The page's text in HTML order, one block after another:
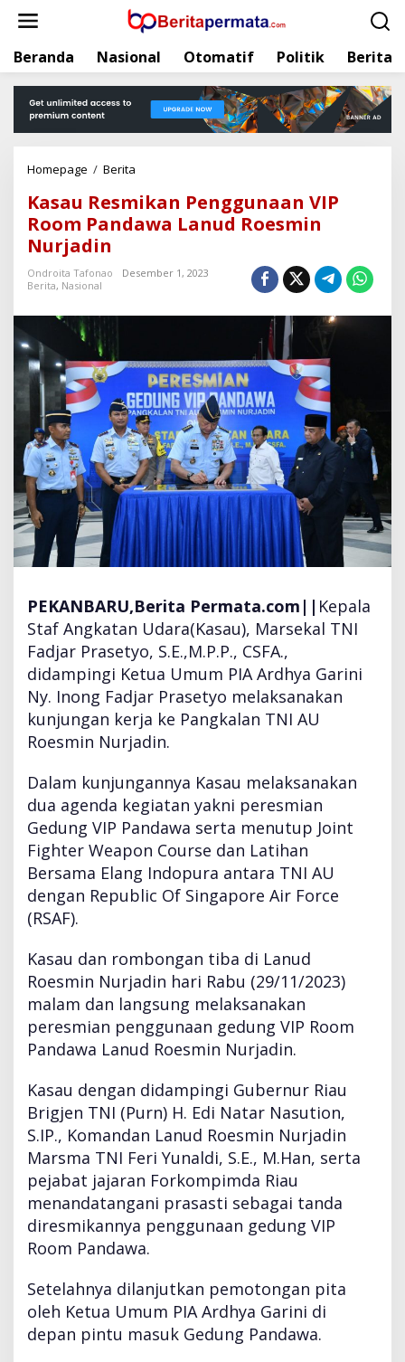
Beranda Nasional Otomatif Politik Berita
Homepage / Berita
s
a
e
m
a
P
e
n
g
g
u
n
a
a
n
I
R
o
o
m
P
a
n
a
w
a
L
a
n
u
e
s
m
n
N
j
d
i
n
Kasau Resmikan Penggunaan VIP
Room Pandawa Lanud Roesmin
Nurjadin
Ondroita Tafonao
Desember 1, 2023
Berita, Nasional
PEKANBARU,Berita Permata.com|| Kepala
Staf Angkatan Udara(Kasau), Marsekal TNI
Fadjar Prasetyo, S.E.,M.P.P., CSFA.,
didampingi Ketua Umum PIA Ardhya Garini
Ny. Inong Fadjar Prasetyo melaksanakan
kunjungan kerja ke Pangkalan TNI AU
Roesmin Nurjadin.
Dalam kunjungannya Kasau melaksanakan
dua agenda kegiatan yakni peresmian
Gedung VIP Pandawa serta menutup Joint
Fighter Weapon Course dan Latihan
Bersama Elang Indopura antara TNI AU
dengan Republic Of Singapore Air Force
(RSAF).
Kasau dan rombongan tiba di Lanud
Roesmin Nurjadin hari Rabu (29/11/2023)
malam dan langsung melaksanakan
peresmian penggunaan gedung VIP Room
Pandawa Lanud Roesmin Nurjadin.
Kasau dengan didampingi Gubernur Riau
Brigjen TNI (Purn) H. Edi Natar Nasution,
S.IP., Komandan Lanud Roesmin Nurjadin
Marsma TNI Feri Yunaldi, S.E., M.Han, serta
pejabat jajaran Forkompimda Riau
menandatangani prasasti sebagai tanda
diresmikannya penggunaan gedung VIP
Room Pandawa.
Setelahnya dilanjutkan pemotongan pita
oleh Ketua Umum PIA Ardhya Garini di
depan pintu masuk Gedung Pandawa.